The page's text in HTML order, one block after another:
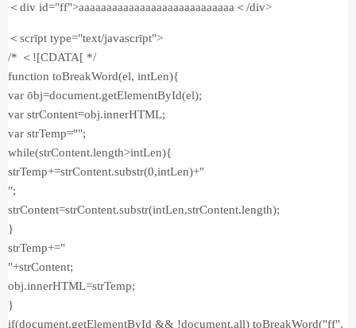
＜div id="ff">aaaaaaaaaaaaaaaaaaaaaaaaaaaa＜/div>
＜scrīpt type="text/javascrīpt">
/* ＜![CDATA[ */
function toBreakWord(el, intLen){
var ōbj=document.getElementById(el);
var strContent=obj.innerHTML;
var strTemp="";
while(strContent.length>intLen){
strTemp+=strContent.substr(0,intLen)+"
";
strContent=strContent.substr(intLen,strContent.length);
}
strTemp+="
"+strContent;
obj.innerHTML=strTemp;
}
if(document.getElementById && !document.all) toBreakWord("ff",